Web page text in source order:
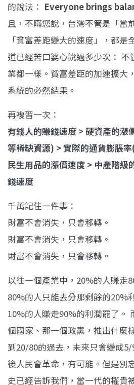
的說法： Everyone brings
且，不瞞您說，台灣不管是「當
「貧富差距變大的速度」，都是
道已經苦口婆心說過多少次：
業都一樣。貧富差距的加速擴大
系統的必然結果。
再複習一次：
有錢人的賺錢速度 > 硬資產的漲
等稀缺資源) > 實際的通貨膨脹
民生用品的漲價速度 > 中產階級
錢速度
千萬記住一件事：
財富不會消失，只會移轉。
財富不會消失，只會移轉。
財富不會消失，只會移轉。
以往一個產業中，20%的人賺走
80%的人只能去分那剩餘的20%
10%的人賺走90%的利潤罷了。
個國家、那一個政黨，推出什麼
到20/80的過去，未來只會變成
後人民會革命，有可能。但是別
史已經告訴我們，當一代的權貴